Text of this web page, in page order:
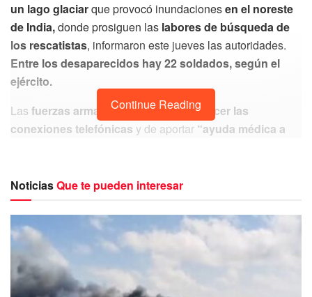
un lago glaciarque provocó inundacionesen el noreste
de India,donde prosiguen las labores de búsqueda de
los rescatistas, informaron este jueves las autoridades.
Entre los desaparecidos hay 22 soldados, según el
ejército.
Las fuerzas armadas tratan de restablecer las
conexiones telefónicas y de aportar “ayuda médica a
montañosa y remota del Himalaya,
de las fronteras con Nepal y China.
#BreakingNews23 Army Personnel missing
in Sikkim
Due to a sudden cloud burst over Lhonak
Lake in North Sikkim, a flash flood occurred
Continue Reading
NoticiasQue te pueden interesar